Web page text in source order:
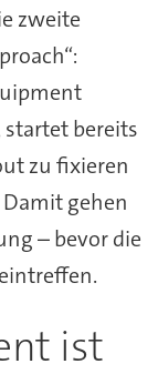
zweite
bereits
zu fixieren
gehen
– bevor die
ist